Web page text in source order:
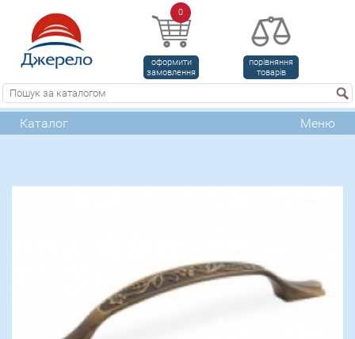
0
оформити
замовлення
порівняння
товарів
Каталог Меню